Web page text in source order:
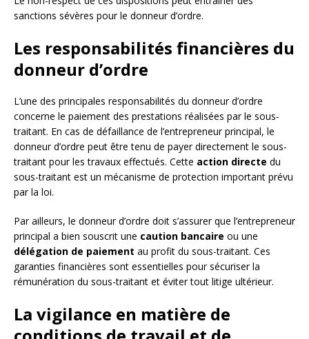
sanctions sévères pour le donneur d’ordre.
Les responsabilités financières du
donneur d’ordre
L’une des principales responsabilités du donneur d’ordre
concerne le paiement des prestations réalisées par le sous-
traitant. En cas de défaillance de l’entrepreneur principal, le
donneur d’ordre peut être tenu de payer directement le sous-
traitant pour les travaux effectués. Cette action directe du
sous-traitant est un mécanisme de protection important prévu
par la loi.
Par ailleurs, le donneur d’ordre doit s’assurer que l’entrepreneur
principal a bien souscrit une caution bancaire ou une
délégation de paiement au profit du sous-traitant. Ces
garanties financières sont essentielles pour sécuriser la
rémunération du sous-traitant et éviter tout litige ultérieur.
La vigilance en matière de